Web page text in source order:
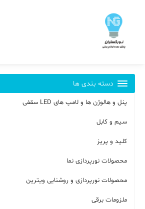
دسته بندی ها
پنل و هالوژن ها و لامپ های LED سقفی
سیم و کابل
کلید و پریز
محصولات نورپردازی نما
محصولات نورپردازی و روشنایی ویترین
ملزومات برقی